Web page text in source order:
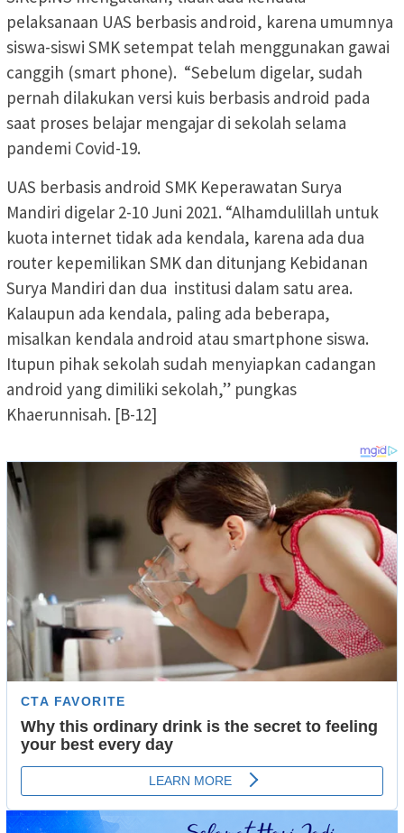
pelaksanaan UAS berbasis android, karena umumnya
siswa-siswi SMK setempat telah menggunakan gawai
canggih (smart phone). “Sebelum digelar, sudah
pernah dilakukan versi kuis berbasis android pada
saat proses belajar mengajar di sekolah selama
pandemi Covid-19.
UAS berbasis android SMK Keperawatan Surya
Mandiri digelar 2-10 Juni 2021. “Alhamdulillah untuk
kuota internet tidak ada kendala, karena ada dua
router kepemilikan SMK dan ditunjang Kebidanan
Surya Mandiri dan dua institusi dalam satu area.
Kalaupun ada kendala, paling ada beberapa,
misalkan kendala android atau smartphone siswa.
Itupun pihak sekolah sudah menyiapkan cadangan
android yang dimiliki sekolah,” pungkas
Khaerunnisah. [B-12]